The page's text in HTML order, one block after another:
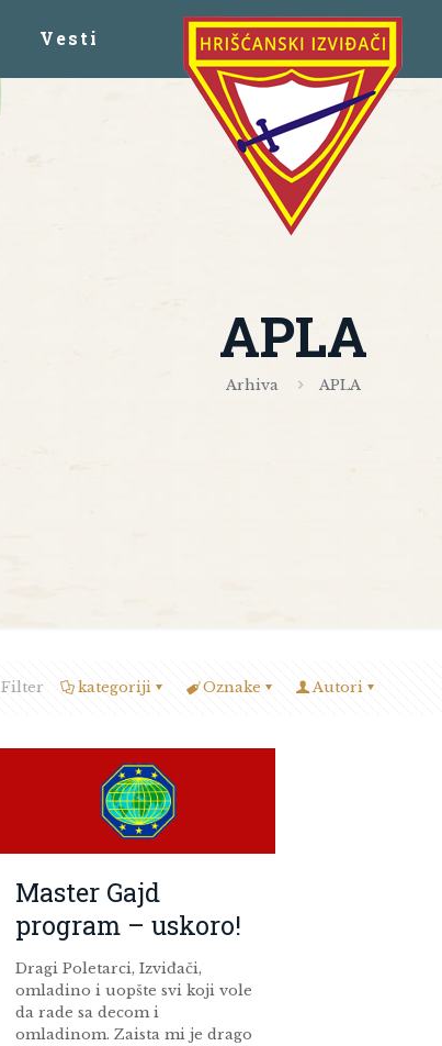
Vesti
APLA
Arhiva APLA
Filter kategoriji Oznake Autori
Master Gajd
program – uskoro!
Dragi Poletarci, Izviđači,
omladino i uopšte svi koji vole
da rade sa decom i
omladinom. Zaista mi je drago